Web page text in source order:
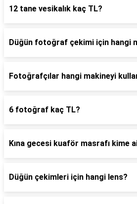
12 tane vesikalık kaç TL?
Düğün fotoğraf çekimi için hangi
Fotoğrafçılar hangi makineyi
6 fotoğraf kaç TL?
Kına gecesi kuaför masrafı kime
Düğün çekimleri için hangi lens?